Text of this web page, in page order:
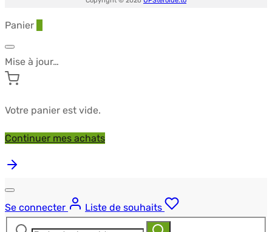
Panier
Mise à jour…
Votre panier est vide.
Continuer mes achats
Se connecter
Liste de souhaits
Recherche
Recherche